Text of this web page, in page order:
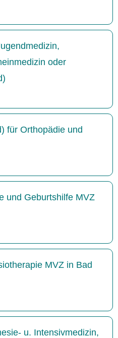
oder
für Orthopädie und
und Geburtshilfe MVZ
MVZ in Bad
u. Intensivmedizin,